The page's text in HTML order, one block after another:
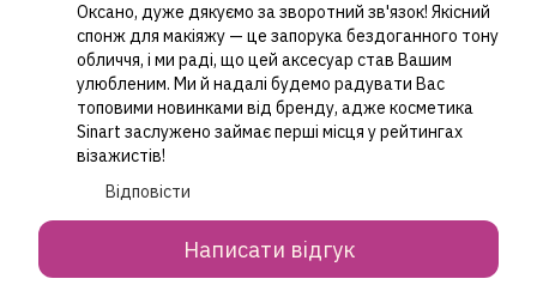
Оксано, дуже дякуємо за зворотний зв'язок! Якісний
спонж для макіяжу — це запорука бездоганного тону
обличчя, і ми раді, що цей аксесуар став Вашим
улюбленим. Ми й надалі будемо радувати Вас
топовими новинками від бренду, адже косметика
Sinart заслужено займає перші місця у рейтингах
візажистів!
Відповісти
Написати відгук